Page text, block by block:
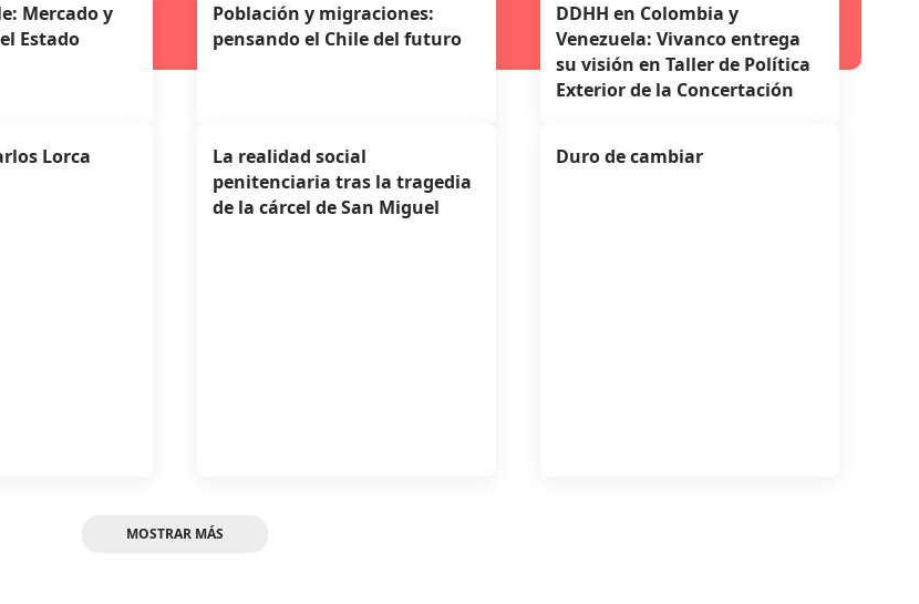
Mercado y
Estado
Población y migraciones:
pensando el Chile del futuro
DDHH en Colombia y
Venezuela: Vivanco entrega
su visión en Taller de Política
Exterior de la Concertación
Lorca
La realidad social
penitenciaria tras la tragedia
de la cárcel de San Miguel
Duro de cambiar
MOSTRAR MÁS